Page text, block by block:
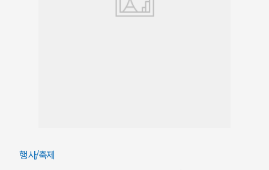
행사/축제